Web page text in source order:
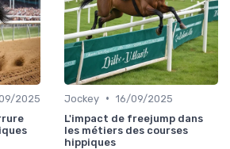
2025
Jockey • 16/09/2025
L'impact de freejump dans
les métiers des courses
hippiques